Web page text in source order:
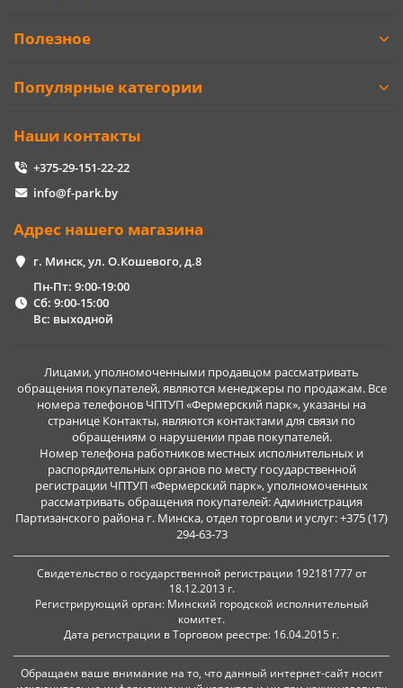
Полезное
Популярные категории
Наши контакты
+375-29-151-22-22
info@f-park.by
Адрес нашего магазина
г. Минск, ул. О.Кошевого, д.8
Пн-Пт: 9:00-19:00
Сб: 9:00-15:00
Вс: выходной
Лицами, уполномоченными продавцом рассматривать
обращения покупателей, являются менеджеры по продажам. Все
номера телефонов ЧПТУП «Фермерский парк», указаны на
странице Контакты, являются контактами для связи по
обращениям о нарушении прав покупателей.
Номер телефона работников местных исполнительных и
распорядительных органов по месту государственной
регистрации ЧПТУП «Фермерский парк», уполномоченных
рассматривать обращения покупателей: Администрация
Партизанского района г. Минска, отдел торговли и услуг: +375 (17)
294-63-73
Свидетельство о государственной регистрации 192181777 от
18.12.2013 г.
Регистрирующий орган: Минский городской исполнительный
комитет.
Дата регистрации в Торговом реестре: 16.04.2015 г.
Обращаем ваше внимание на то, что данный интернет-сайт носит